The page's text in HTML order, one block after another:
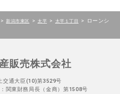
> 新潟市東区 > 太平 > 太平１丁目 >
ローンシ
販売株式会社
交通大臣(10)第3529号
関東財務局長（金商）第1508号